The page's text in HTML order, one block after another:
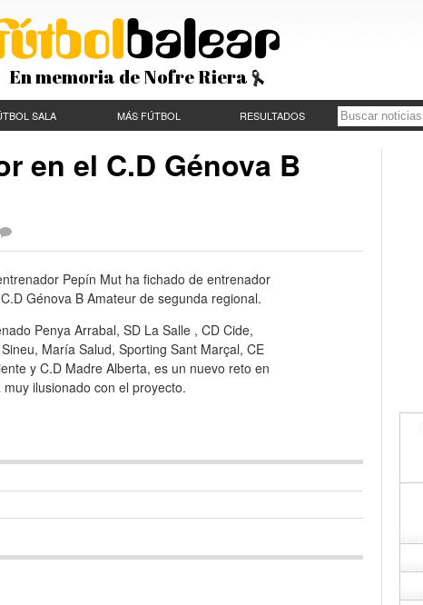
En memoria de Nofre Riera
SALA MÁS FÚTBOL RESULTADOS
en el C.D Génova B
Pepín Mut ha fichado de entrenador
Génova B Amateur de segunda regional.
Penya Arrabal, SD La Salle , CD Cide,
María Salud, Sporting Sant Marçal, CE
y C.D Madre Alberta, es un nuevo reto en
ilusionado con el proyecto.